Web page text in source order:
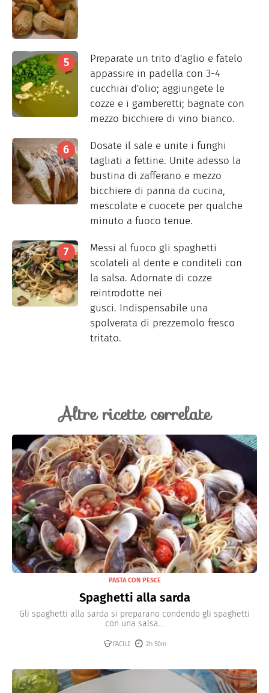
Preparate un trito d'aglio e fatelo
appassire in padella con 3-4
cucchiai d'olio; aggiungete le
cozze e i gamberetti; bagnate con
mezzo bicchiere di vino bianco.
Dosate il sale e unite i funghi
tagliati a fettine. Unite adesso la
bustina di zafferano e mezzo
bicchiere di panna da cucina,
mescolate e cuocete per qualche
minuto a fuoco tenue.
Messi al fuoco gli spaghetti
scolateli al dente e conditeli con
la salsa. Adornate di cozze
reintrodotte nei
gusci. Indispensabile una
spolverata di prezzemolo fresco
tritato.
Altre ricette correlate
PASTA CON PESCE
Spaghetti alla sarda
Gli spaghetti alla sarda si preparano condendo gli spaghetti
con una salsa...
FACILE 2h 50m